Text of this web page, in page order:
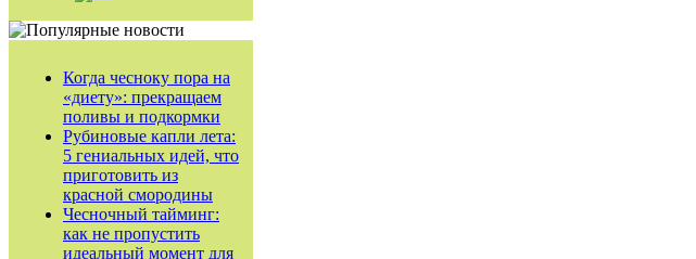
Когда чесноку пора на
«диету»: прекращаем
поливы и подкормки
Рубиновые капли лета:
5 гениальных идей, что
приготовить из
красной смородины
Чесночный тайминг:
как не пропустить
идеальный момент для